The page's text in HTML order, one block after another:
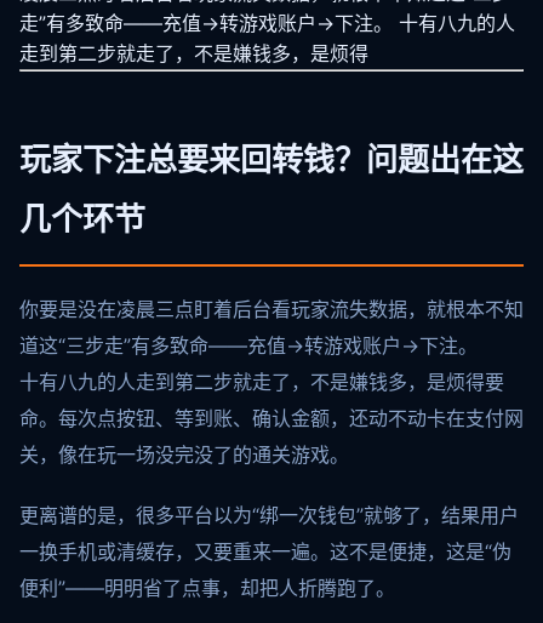
走”有多致命——充值→转游戏账户→下注。 十有八九的人
走到第二步就走了，不是嫌钱多，是烦得
玩家下注总要来回转钱？问题出在这
几个环节
你要是没在凌晨三点盯着后台看玩家流失数据，就根本不知
道这“三步走”有多致命——充值→转游戏账户→下注。
十有八九的人走到第二步就走了，不是嫌钱多，是烦得要
命。每次点按钮、等到账、确认金额，还动不动卡在支付网
关，像在玩一场没完没了的通关游戏。
更离谱的是，很多平台以为“绑一次钱包”就够了，结果用户
一换手机或清缓存，又要重来一遍。这不是便捷，这是“伪
便利”——明明省了点事，却把人折腾跑了。